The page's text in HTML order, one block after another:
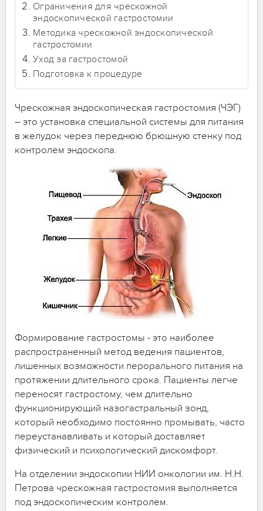
Ограничения для чрескожной
эндоскопической гастростомии
Методика чрескожной эндоскопической
гастростомии
Уход за гастростомой
Подготовка к процедуре
Чрескожная эндоскопическая гастростомия (ЧЭГ)
– это установка специальной системы для питания
в желудок через переднюю брюшную стенку под
контролем эндоскопа.
Формирование гастростомы - это наиболее
распространенный метод ведения пациентов,
лишенных возможности перорального питания на
протяжении длительного срока. Пациенты легче
переносят гастростому, чем длительно
функционирующий назогастральный зонд,
который необходимо постоянно промывать, часто
переустанавливать и который доставляет
физический и психологический дискомфорт.
На отделении эндоскопии НИИ онкологии им. Н.Н.
Петрова чрескожная гастростомия выполняется
под эндоскопическим контролем.